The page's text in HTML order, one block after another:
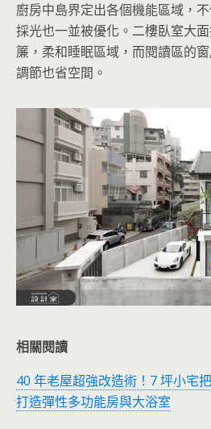
廚房中島界定出各個機能區域，
採光也一並被優化。二樓臥室大
簾，柔和睡眠區域，而閱讀區的
調節也省空間。
相關閱讀
40 年老屋超強改造術！7 坪小宅
打造彈性多功能房與大浴室